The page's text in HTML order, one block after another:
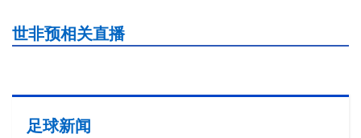
世非预相关直播
足球新闻